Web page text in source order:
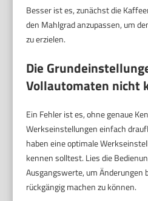
Besser ist es, zunächst die
den Mahlgrad anzupassen, um
zu erzielen.
Die
Vollautomaten nicht
Ein Fehler ist es, ohne genaue
Werkseinstellungen einfach
haben eine optimale
kennen solltest. Lies die
Ausgangswerte, um Änderungen
rückgängig machen zu können.